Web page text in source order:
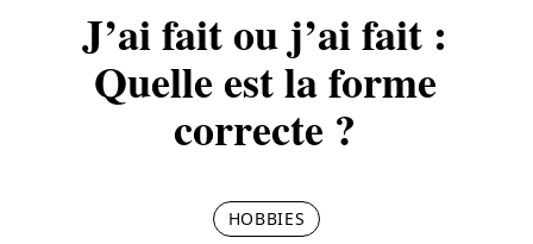
J’ai fait ou j’ai fait :
Quelle est la forme
correcte ?
HOBBIES